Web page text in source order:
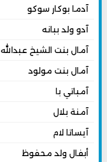
آدما بوكار سوكو
آدو ولد ببانه
آمال بنت الشيخ عبدالله
آمال بنت مولود
آمباتي با
آمنة بلال
آيساتا لام
أبفال ولد محفوظ